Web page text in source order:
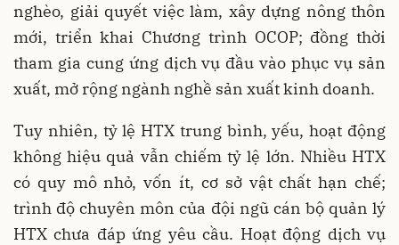
nghèo, giải quyết việc làm, xây dựng nông thôn
mới, triển khai Chương trình OCOP; đồng thời
tham gia cung ứng dịch vụ đầu vào phục vụ sản
xuất, mở rộng ngành nghề sản xuất kinh doanh.
Tuy nhiên, tỷ lệ HTX trung bình, yếu, hoạt động
không hiệu quả vẫn chiếm tỷ lệ lớn. Nhiều HTX
có quy mô nhỏ, vốn ít, cơ sở vật chất hạn chế;
trình độ chuyên môn của đội ngũ cán bộ quản lý
HTX chưa đáp ứng yêu cầu. Hoạt động dịch vụ